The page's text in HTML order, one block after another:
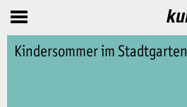
Kindersommer im Stadtgarten